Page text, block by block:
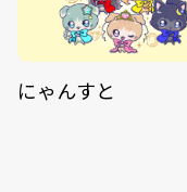
にゃんすと